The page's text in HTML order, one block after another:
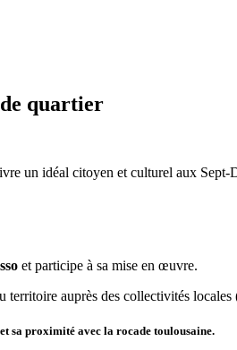
quartier
un idéal citoyen et culturel aux
et participe à sa mise en œuvre.
territoire auprès des collectivités
sa proximité avec la rocade toulousaine.